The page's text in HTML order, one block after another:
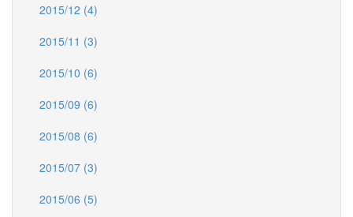
2015/12 (4)
2015/11 (3)
2015/10 (6)
2015/09 (6)
2015/08 (6)
2015/07 (3)
2015/06 (5)